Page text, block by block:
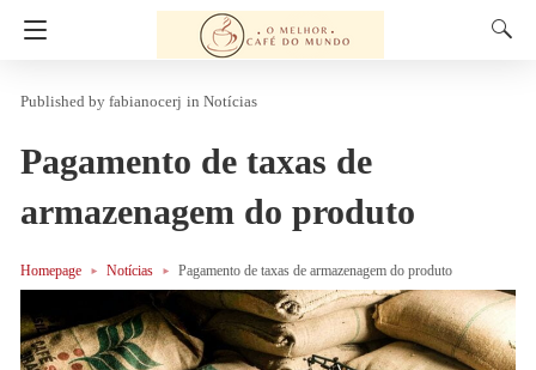
fabianocerj in Notícias
Pagamento de taxas de
armazenagem do produto
Homepage Notícias Pagamento de taxas de armazenagem do produto